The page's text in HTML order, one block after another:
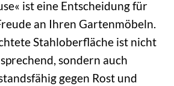
ist eine Entscheidung für
an Ihren Gartenmöbeln.
Stahloberfläche ist nicht
sondern auch
gegen Rost und